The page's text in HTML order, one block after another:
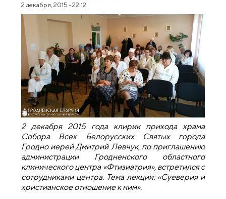
2 декабря, 2015 - 22:12
2 декабря 2015 года клирик прихода храма
Собора Всех Белорусских Святых города
Гродно иерей Дмитрий Левчук, по приглашению
администрации Гродненского областного
клинического центра «Фтизиатрия», встретился с
сотрудниками центра. Тема лекции: «Суеверия и
христианское отношение к ним».